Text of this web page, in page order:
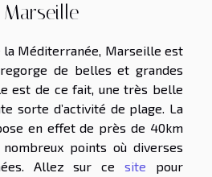
la Méditerranée, Marseille est
de belles et grandes
est de ce fait, une très belle
sorte d’activité de plage. La
en effet de près de 40km
points où diverses
Allez sur cesite pour